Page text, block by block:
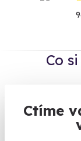
Ctíme
Co
Vše